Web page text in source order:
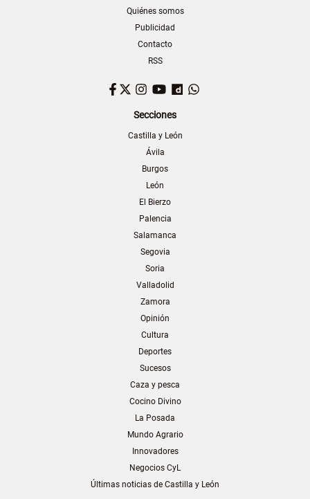
Quiénes somos
Publicidad
Contacto
RSS
Facebook
TwitterInstagram
YouTubeDailymotion
Secciones
Castilla y León
Ávila
Burgos
León
El Bierzo
Palencia
Salamanca
Segovia
Soria
Valladolid
Zamora
Opinión
Cultura
Deportes
Sucesos
Caza y pesca
Cocino Divino
La Posada
Mundo Agrario
Innovadores
Negocios CyL
Últimas noticias de Castilla y León